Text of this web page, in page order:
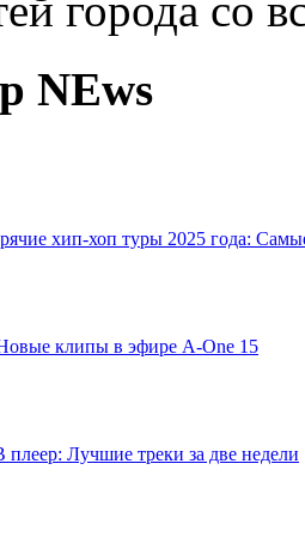
NEws
хип-хоп туры 2025 года:
клипы в эфире A-One 15
плеер: Лучшие треки за две недели